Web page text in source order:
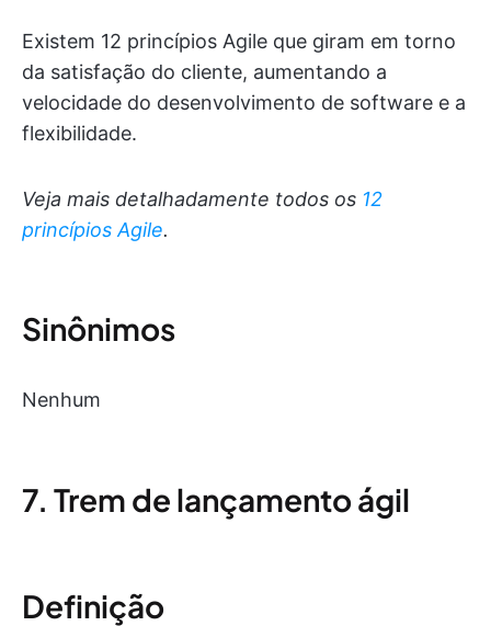
Existem 12 princípios Agile que giram em torno
da satisfação do cliente, aumentando a
velocidade do desenvolvimento de software e a
flexibilidade.
Veja mais detalhadamente todos os 12
princípios Agile.
Sinônimos
Nenhum
7. Trem de lançamento ágil
Definição